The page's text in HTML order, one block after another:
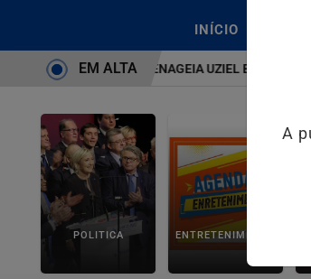
INÍCIO
É BRUTO” HOMENAGEIA UZIEL BUENO NO
EM ALTA
POLITICA ENTRETENIMENTO
A